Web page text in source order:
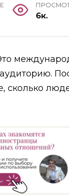
6к.
сколько